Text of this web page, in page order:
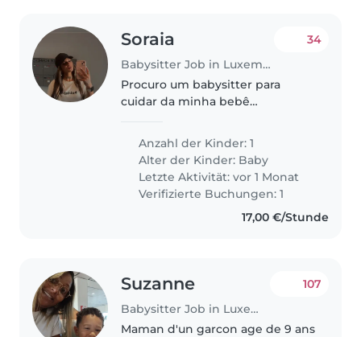
Soraia
Babysitter Job in Luxemburg
34
Procuro um babysitter para
cuidar da minha bebê
alguém que se sinta à vontade
com animais de estimação. Ela é
uma bebe de 1 mês e meio ainda
tem o sono..
Anzahl der Kinder: 1
Alter der Kinder: Baby
Letzte Aktivität: vor 1 Monat
Verifizierte Buchungen: 1
17,00 €/Stunde
Suzanne
Babysitter Job in Luxemburg
107
Maman d'un garcon age de 9 ans